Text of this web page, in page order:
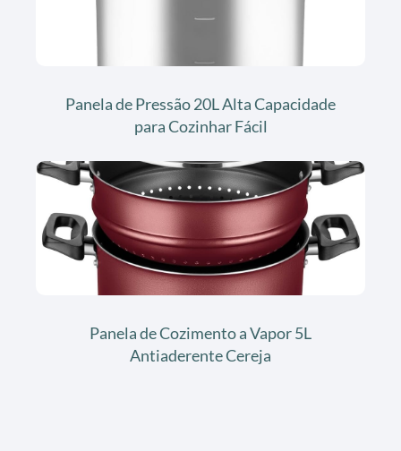
Panela de Pressão 20L Alta Capacidade
para Cozinhar Fácil
Panela de Cozimento a Vapor 5L
Antiaderente Cereja